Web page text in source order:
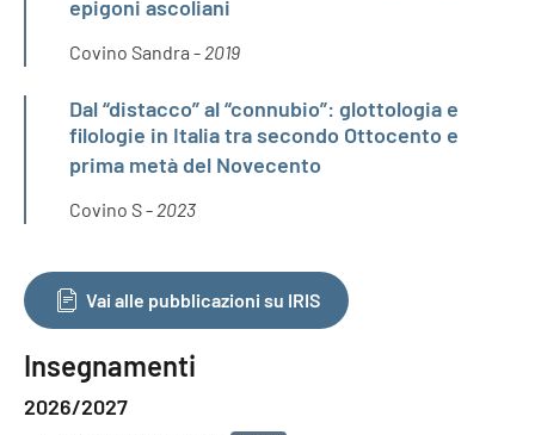
epigoni ascoliani
Covino Sandra - 2019
Dal “distacco” al “connubio”: glottologia e
filologie in Italia tra secondo Ottocento e
prima metà del Novecento
Covino S - 2023
Vai alle pubblicazioni su IRIS
Insegnamenti
2026/2027